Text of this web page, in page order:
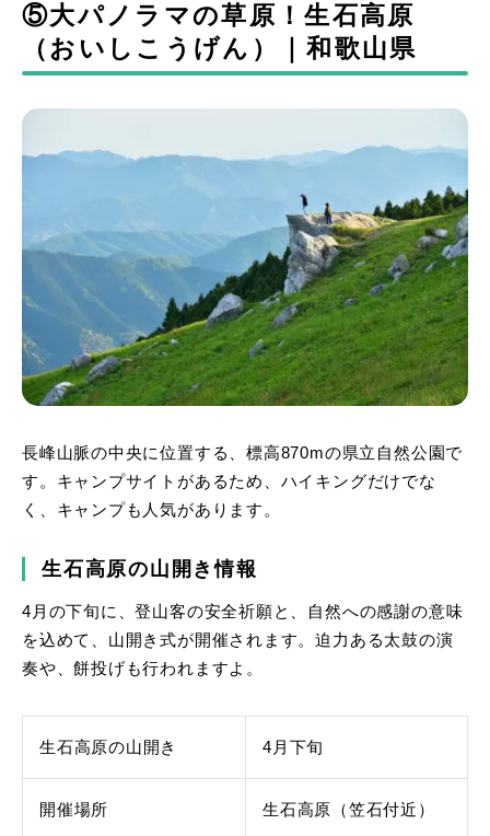
⑤大パノラマの草原！生石高原
（おいしこうげん）｜和歌山県
長峰山脈の中央に位置する、標高870mの県立自然公園で
す。キャンプサイトがあるため、ハイキングだけでな
く、キャンプも人気があります。
生石高原の山開き情報
4月の下旬に、登山客の安全祈願と、自然への感謝の意味
を込めて、山開き式が開催されます。迫力ある太鼓の演
奏や、餅投げも行われますよ。
生石高原の山開き 4月下旬
開催場所 生石高原（笠石付近）